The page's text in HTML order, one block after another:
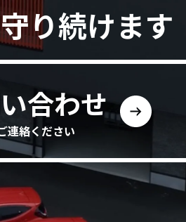
り続けます
合わせ
連絡ください